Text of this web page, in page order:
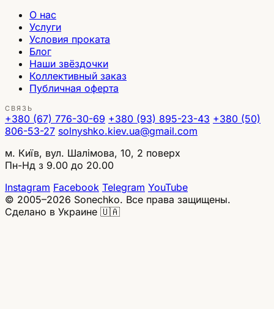
О нас
Услуги
Условия проката
Блог
Наши звёздочки
Коллективный заказ
Публичная оферта
СВЯЗЬ
+380 (67) 776-30-69 +380 (93) 895-23-43 +380 (50)
806-53-27 solnyshko.kiev.ua@gmail.com
м. Київ, вул. Шалімова, 10, 2 поверх
Пн-Нд з 9.00 до 20.00
Instagram Facebook Telegram YouTube
© 2005–2026 Sonechko. Все права защищены.
Сделано в Украине 🇺🇦